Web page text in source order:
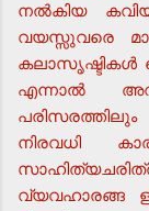
നല്‍കിയ
വയസ്സുവരെ
കലാസൃഷ്ടികള്‍
എന്നാല്‍
നിരവധി
വ്യവഹാരങ്ങ